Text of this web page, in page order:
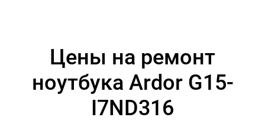
Цены на ремонт
ноутбука Ardor G15-
I7ND316